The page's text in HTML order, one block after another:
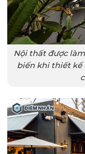
Nội thất được
biến khi thiết kế